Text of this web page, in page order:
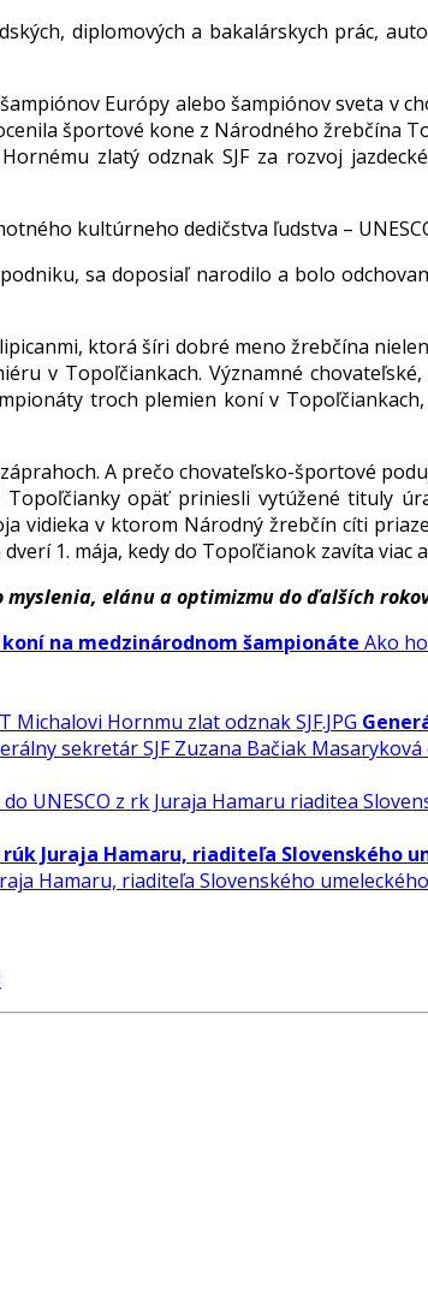
diplomových a bakalárskych prác,
Európy alebo šampiónov sveta v
športové kone z Národného žrebčína
zlatý odznak SJF za rozvoj
kultúrneho dedičstva ľudstva –
sa doposiaľ narodilo a bolo
ktorá šíri dobré meno žrebčína
v Topoľčiankach. Významné
troch plemien koní v
A prečo chovateľsko-športové
opäť priniesli vytúžené tituly
vidieka v ktorom Národný žrebčín cíti
1. mája, kedy do Topoľčianok zavíta viac
elánu a optimizmu do ďalších
na medzinárodnom šampionáte Ako
sekretár SJF Zuzana Bačiak
Juraja Hamaru, riaditeľa Slovenského
Hamaru, riaditeľa Slovenského